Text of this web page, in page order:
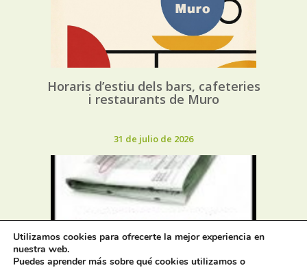
Horaris d’estiu dels bars, cafeteries
i restaurants de Muro
31 de julio de 2026
Oferta de Trabajo: SAD, SERVICIO
DE AYUDA A DOMICILIO
Utilizamos cookies para ofrecerte la mejor experiencia en
nuestra web.
Puedes aprender más sobre qué cookies utilizamos o